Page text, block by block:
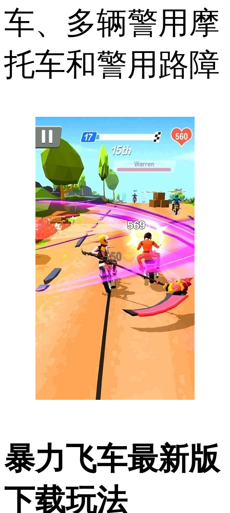
车、多辆警用摩
托车和警用路障
暴力飞车最新版
下载玩法